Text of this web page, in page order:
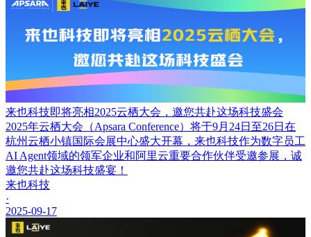
来也科技即将亮相2025云栖大会，邀您共赴这场科技盛会
2025年云栖大会（Apsara Conference）将于9月24日至26日在
杭州云栖小镇国际会展中心盛大开幕，来也科技作为数字员工
AI Agent领域的领军企业和阿里云重要合作伙伴受邀参展，诚
邀您共赴这场科技盛宴！
来也科技
·
2025-09-17